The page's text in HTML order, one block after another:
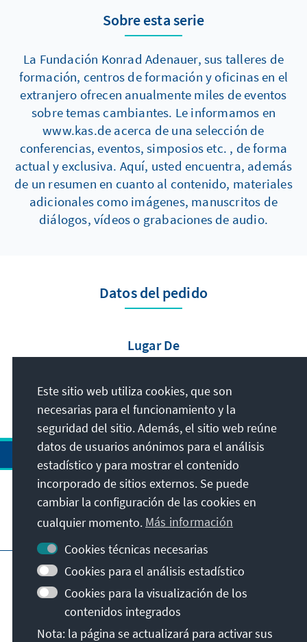
Sobre esta serie
La Fundación Konrad Adenauer, sus talleres de
formación, centros de formación y oficinas en el
extranjero ofrecen anualmente miles de eventos
sobre temas cambiantes. Le informamos en
www.kas.de acerca de una selección de
conferencias, eventos, simposios etc. , de forma
actual y exclusiva. Aquí, usted encuentra, además
de un resumen en cuanto al contenido, materiales
adicionales como imágenes, manuscritos de
diálogos, vídeos o grabaciones de audio.
Datos del pedido
Lugar De
Publicación
Berlin Deutschland
Visita también
Pie de imprenta
Indicaciones sobre la protección de datos
Condiciones de uso
Declaración sobre accesibilidad
Notificar barrera
Este sitio web utiliza cookies, que son
necesarias para el funcionamiento y la
seguridad del sitio. Además, el sitio web reúne
datos de usuarios anónimos para el análisis
estadístico y para mostrar el contenido
incorporado de sitios externos. Se puede
cambiar la configuración de las cookies en
cualquier momento. Más información
Cookies técnicas necesarias
Cookies para el análisis estadístico
Cookies para la visualización de los
contenidos integrados
Nota: la página se actualizará para activar sus